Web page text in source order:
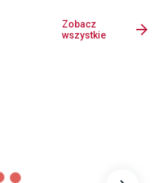
Zobacz
wszystkie